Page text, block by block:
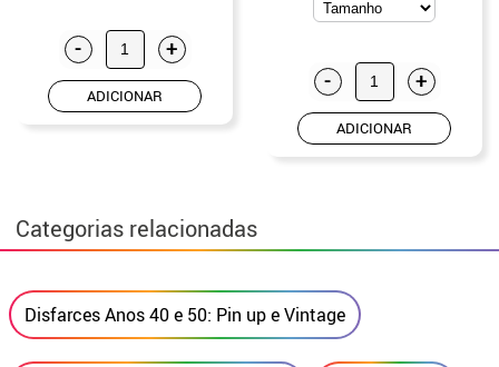
- +
ADICIONAR
- +
ADICIONAR
Categorias relacionadas
Disfarces Anos 40 e 50: Pin up e Vintage